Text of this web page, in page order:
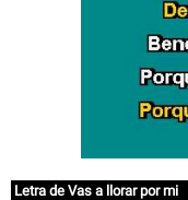
Letra de Vas a llorar por mi